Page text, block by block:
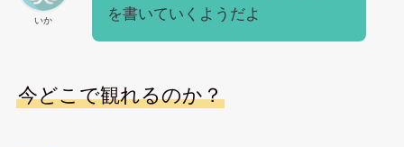
いか
を書いていくようだよ
今どこで観れるのか？